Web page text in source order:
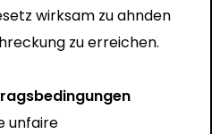
wirksam zu ahnden
zu erreichen.
unfaire